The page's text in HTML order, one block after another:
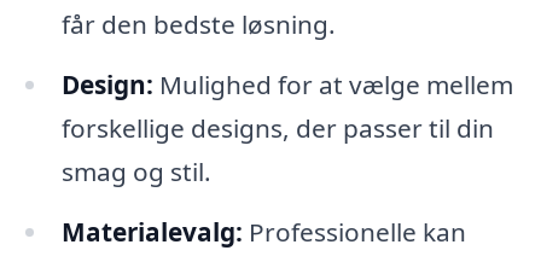
får den bedste løsning.
Design: Mulighed for at vælge mellem
forskellige designs, der passer til din
smag og stil.
Materialevalg: Professionelle kan